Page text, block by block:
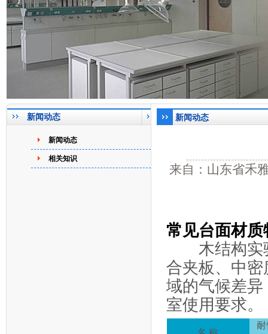
新闻动态
新闻动态
相关知识
新闻动态
来自：山东省禾
常见台面材
木结构实验
合夹板、中
域的气候差
室使用要求。